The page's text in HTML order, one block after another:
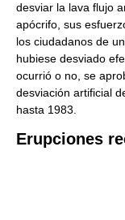
desviar la lava flujo
apócrifo, sus
los ciudadanos de
hubiese desviado
ocurrió o no, se
desviación artificial
hasta 1983.
Erupciones